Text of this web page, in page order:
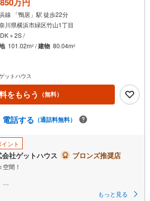
線 「鴨居」駅 徒歩22分
川県横浜市緑区竹山1丁目
＋2S /
101.02m2 /建物 80.04m2
ットハウス
をもらう （無料）
電話する （通話料無料）
ント
社ゲットハウス ブロンズ推奨店
間！
もっと見る